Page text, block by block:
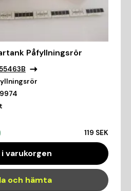
Påfyllningsrör
119 SEK
i varukorgen
och hämta